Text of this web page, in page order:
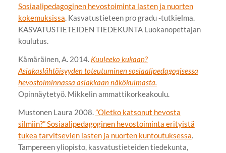
Sosiaalipedagoginen hevostoiminta lasten ja nuorten
kokemuksissa. Kasvatustieteen pro gradu -tutkielma.
KASVATUSTIETEIDEN TIEDEKUNTA Luokanopettajan
koulutus.
Kämäräinen, A. 2014. Kuuleeko kukaan?
Asiakaslähtöisyyden toteutuminen sosiaalipedagogisessa
hevostoiminnassa asiakkaan näkökulmasta.
Opinnäytetyö. Mikkelin ammattikorkeakoulu.
Mustonen Laura 2008.”Oletko katsonut hevosta
silmiin?” Sosiaalipedagoginen hevostoiminta erityistä
tukea tarvitsevien lasten ja nuorten kuntoutuksessa.
Tampereen yliopisto, kasvatustieteiden tiedekunta,